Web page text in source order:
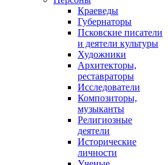
Краеведы
Губернаторы
Псковские писатели
и деятели культуры
Художники
Архитекторы,
реставраторы
Исследователи
Композиторы,
музыканты
Религиозные
деятели
Исторические
личности